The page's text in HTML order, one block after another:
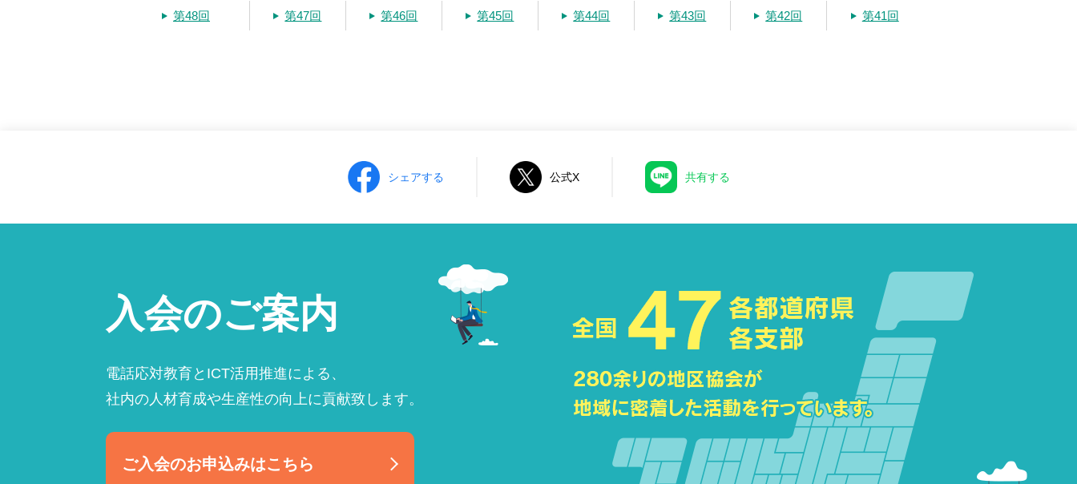
第48回 第47回 第46回 第45回 第44回 第43回 第42回 第41回
シェアする 公式X 共有する
入会のご案内
電話応対教育とICT活用推進による、
社内の人材育成や生産性の向上に貢献致します。
ご入会のお申込みはこちら